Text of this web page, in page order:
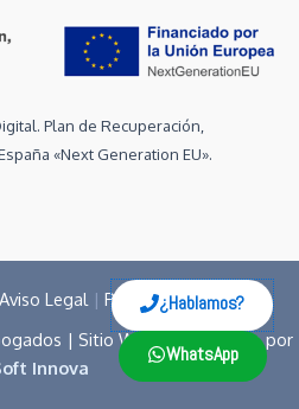
Plan de Recuperación,
«Next Generation EU».
Aviso Legal | Política de Cookies
| Sitio Web desarrollado por
Innova
¿Hablamos?
WhatsApp